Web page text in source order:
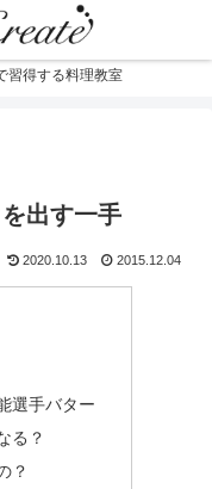
習得する料理教室
出す一手
2020.10.13 2015.12.04
選手バター
る？
？